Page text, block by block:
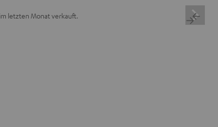
letzten Monat verkauft.